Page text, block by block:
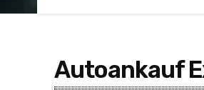
Autoankauf